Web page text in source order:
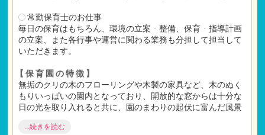
常勤保育士のお仕事
毎日の保育はもちろん、環境の立案 ・ 整備、保育・ 指導計画
の立案、また各行事や運営に関わる業務も分担して担当して
いただきます。
【保育園の特徴】
無垢のクリの木のフローリングや木製の家具など、木のぬく
もりいっぱいの園内となっており、開放的な窓からは十分な
日の光を取り入れると共に、園のまわりの起伏に富んだ風景
1階は0～2歳児、2階は3～5歳児のスペース、3階には屋上園
...続きを読む